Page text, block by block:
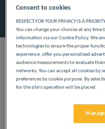
Aproveche nuestros
departamento de Ródano.
vida cotidiana a precios muy
Consent to cookies
RESPECT FOR YOUR PRIVACY IS A
You can change your choices at any
information via our Cookie Policy. We
technologies to ensure the proper
experience, offer you personalized
audience measurements to evaluate
networks. You can accept all cookies by
preferences by cookie purpose. By
for the site's operation will be placed.